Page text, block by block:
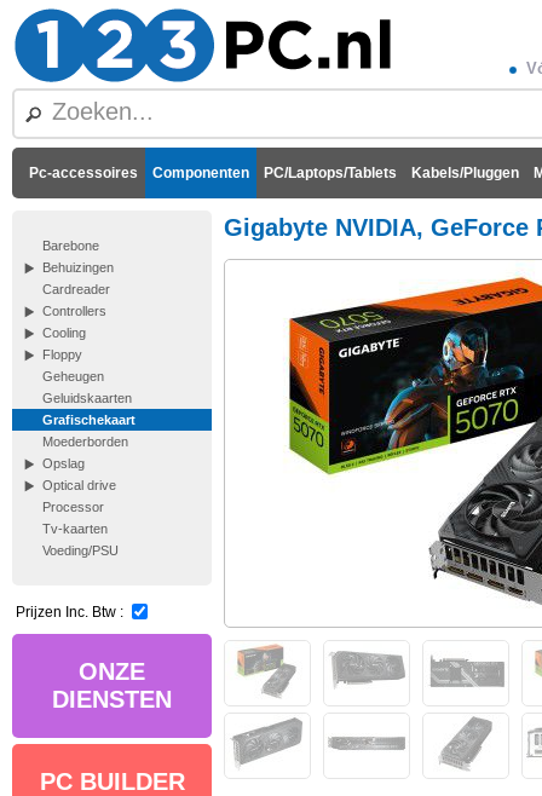
Pc-accessoires Componenten PC/Laptops/Tablets Kabels/Pluggen
Barebone
Behuizingen
Cardreader
Controllers
Cooling
Floppy
Geheugen
Geluidskaarten
Grafischekaart
Moederborden
Opslag
Optical drive
Processor
Tv-kaarten
Voeding/PSU
Prijzen Inc. Btw :
ONZE
DIENSTEN
PC BUILDER
Gigabyte NVIDIA, GeForce